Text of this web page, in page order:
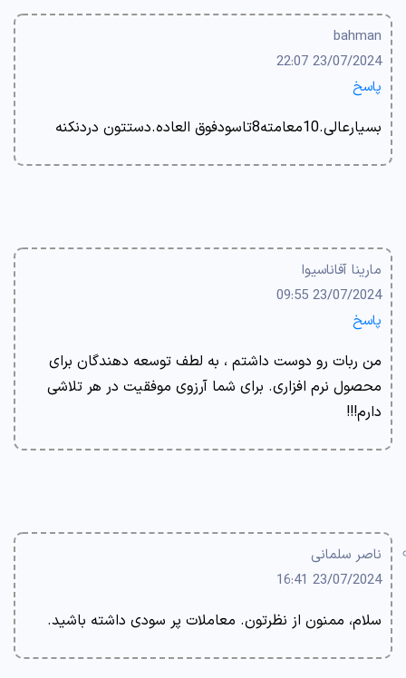
bahman
23/07/2024 22:07
پاسخ
بسیارعالی.10معامته8تاسودفوق العاده.دستتون دردنکنه
مارینا آفاناسیوا
23/07/2024 09:55
پاسخ
من ربات رو دوست داشتم ، به لطف توسعه دهندگان برای
محصول نرم افزاری. برای شما آرزوی موفقیت در هر تلاشی
دارم!!!
ناصر سلمانی
23/07/2024 16:41
سلام، ممنون از نظرتون. معاملات پر سودی داشته باشید.